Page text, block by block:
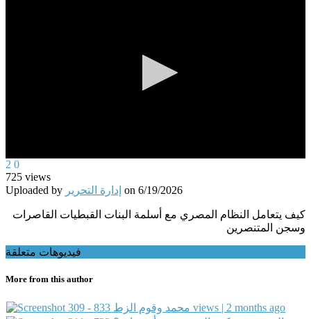
0
seconds
of
0
seconds
2 0
725 views
Uploaded by إدارة التحرير on 6/19/2026
كيف يتعامل النظام المصري مع أسلمة البنات القبطيات القاصرات
وسجن المتنصرين
فيديوهات متعلقة
More from this author
309 - محمد وقوم الزط 833 views | 2 months ago